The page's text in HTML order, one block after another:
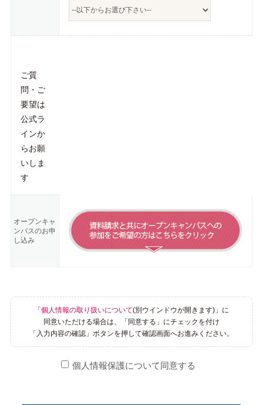
ご質
問・ご
要望は
公式ラ
インか
らお願
いしま
す
オープンキャ
ンパスのお申
し込み
「 個人情報の取り扱いについて(別ウインドウが開きます)」に
同意いただける場合は、「同意する」にチェックを付け
「入力内容の確認」ボタンを押して確認画面へお進みください。
個人情報保護について同意する